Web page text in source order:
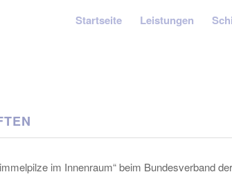
Startseite Leistungen
im Innenraum“ beim Bundesverband